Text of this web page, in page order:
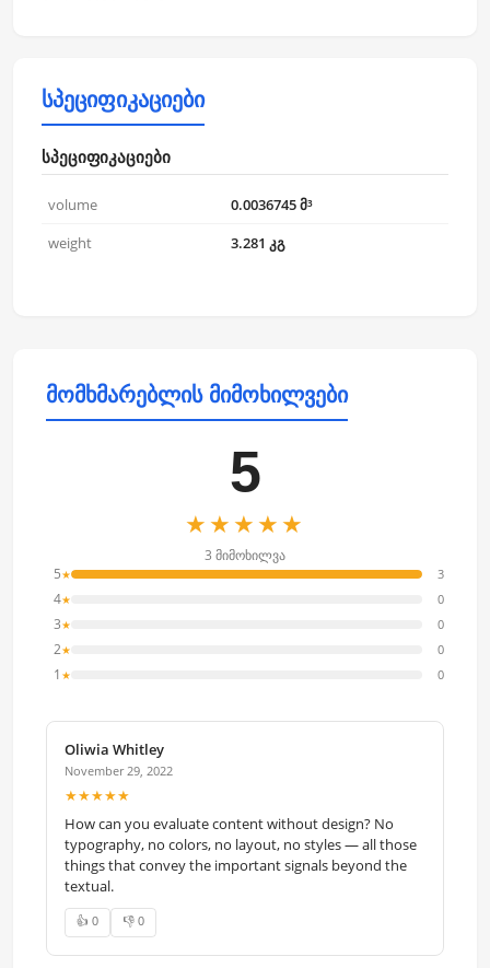
სპეციფიკაციები
სპეციფიკაციები
volume
0.0036745 მ³
weight
3.281 კგ
მომხმარებლის მიმოხილვები
5
★★★★★
3 მიმოხილვა
5★ 3
4★ 0
3★ 0
2★ 0
1 ★ 0
Oliwia Whitley
November 29, 2022
★★★★★
How can you evaluate content without design? No
typography, no colors, no layout, no styles — all those
things that convey the important signals beyond the
textual.
👍 0 👎 0